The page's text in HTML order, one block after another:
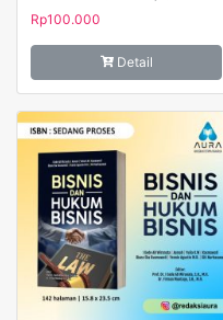
Rp100.000
Detail